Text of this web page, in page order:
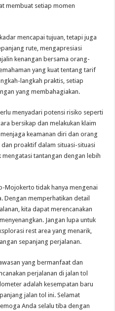
membuat setiap momen
mencapai tujuan, tetapi juga
rute, mengapresiasi
kenangan bersama orang-
yang kuat tentang tarif
langkah praktis, setiap
yang membahagiakan.
menyadari potensi risiko seperti
bersikap dan melakukan klaim
keamanan diri dan orang
dan proaktif dalam situasi-situasi
tantangan dengan lebih
Mojokerto tidak hanya mengenai
Dengan memperhatikan detail
kita dapat merencanakan
Jangan lupa untuk
rest area yang menarik,
sepanjang perjalanan.
yang bermanfaat dan
perjalanan di jalan tol
adalah kesempatan baru
jalan tol ini. Selamat
Anda selalu tiba dengan